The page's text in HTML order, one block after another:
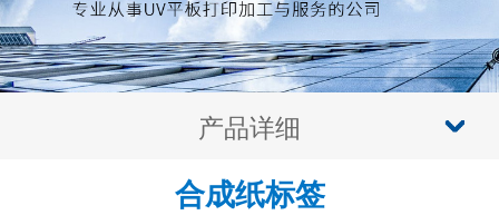
产品详细
合成纸标签